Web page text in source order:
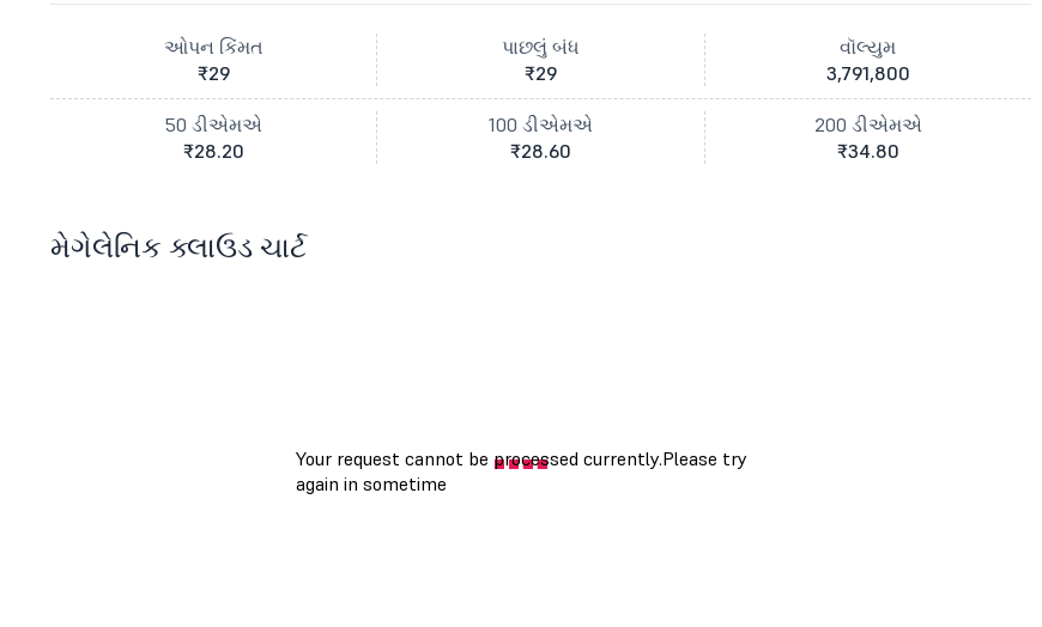
ઓપન કિંમત
₹29
પાછલું બંધ
₹29
વૉલ્યુમ
3,791,800
50 ડીએમએ
₹28.20
100 ડીએમએ
₹28.60
200 ડીએમએ
₹34.80
મેગેલેનિક ક્લાઉડ ચાર્ટ